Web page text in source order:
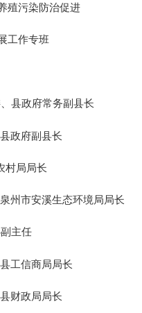
殖污染防治促进
工作专班
县政府常务副 县长
县政府副 县长
村局局长
泉州市安溪生态环境局局长
主任
县工信商局局长
县财政局局长